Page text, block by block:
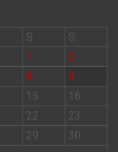
S
S
1
2
8
9
15
16
22
23
29
30